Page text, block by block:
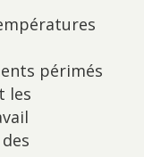
périmés
les